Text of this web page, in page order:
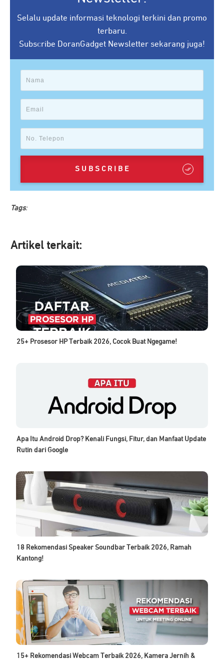
Selalu update informasi teknologi terkini dan promo
terbaru.
Subscribe DoranGadget Newsletter sekarang juga!
SUBSCRIBE
Tags:
Artikel terkait:
25+ Prosesor HP Terbaik 2026, Cocok Buat Ngegame!
Apa Itu Android Drop? Kenali Fungsi, Fitur, dan Manfaat Update
Rutin dari Google
18 Rekomendasi Speaker Soundbar Terbaik 2026, Ramah
Kantong!
15+ Rekomendasi Webcam Terbaik 2026, Kamera Jernih &